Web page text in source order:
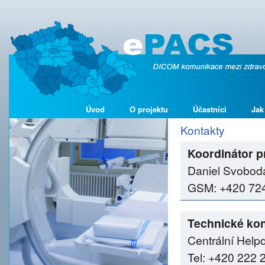
Úvod O projektu Účastníci
Kontakty
Koordinátor
Daniel
GSM: +420
Technické
Centrální
Tel: +420 222